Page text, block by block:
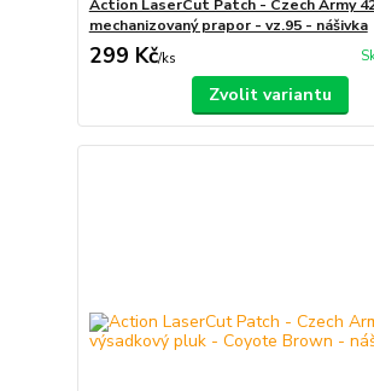
Action LaserCut Patch - Czech Army
mechanizovaný prapor - vz.95 - nášivka
299 Kč/ks
Zvolit variantu